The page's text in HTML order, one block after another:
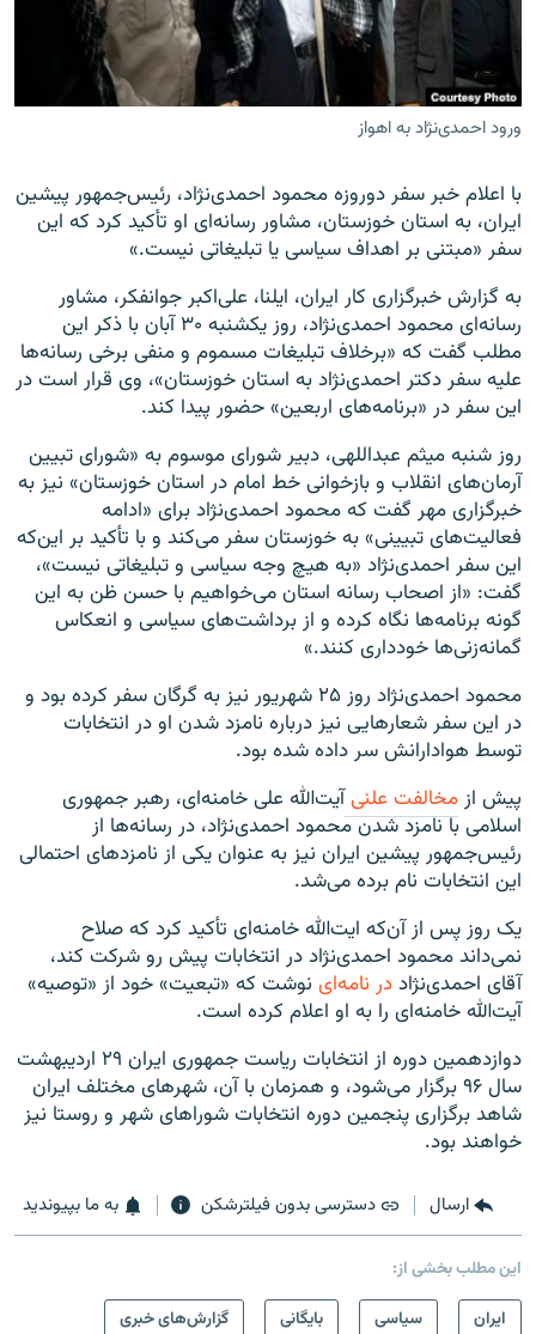
زبان‌های دیگر
ورود احمدی‌نژاد به اهواز
با اعلام خبر سفر دوروزه محمود احمدی‌نژاد، رئیس‌جمهور پیشین
ایران، به استان خوزستان، مشاور رسانه‌ای او تأکید کرد که این
سفر «مبتنی بر اهداف سیاسی یا تبلیغاتی نیست.»
به گزارش خبرگزاری کار ایران، ایلنا، علی‌اکبر جوانفکر، مشاور
رسانه‌ای محمود احمدی‌نژاد، روز یکشنبه ۳۰ آبان با ذکر این
مطلب گفت که «برخلاف تبلیغات مسموم و منفی برخی رسانه‌ها
علیه سفر دکتر احمدی‌نژاد به استان خوزستان»، وی قرار است در
این سفر در «برنامه‌های اربعین» حضور پیدا کند.
روز شنبه میثم عبداللهی، دبیر شورای موسوم به «شورای تبیین
آرمان‌های انقلاب و بازخوانی خط امام در استان خوزستان» نیز به
خبرگزاری مهر گفت که محمود احمدی‌نژاد برای «ادامه
فعالیت‌های تبیینی» به خوزستان سفر می‌کند و با تأکید بر این‌که
این سفر احمدی‌نژاد «به هیچ وجه سیاسی و تبلیغاتی نیست»،
گفت: «از اصحاب رسانه استان می‌خواهیم با حسن ظن به این
گونه برنامه‌ها نگاه کرده و از برداشت‌های سیاسی و انعکاس
گمانه‌زنی‌ها خودداری کنند.»
محمود احمدی‌نژاد روز ۲۵ شهریور نیز به گرگان سفر کرده بود و
در این سفر شعارهایی نیز درباره نامزد شدن او در انتخابات
توسط هوادارانش سر داده شده بود.
پیش از مخالفت علنی‌آیت‌الله علی خامنه‌ای، رهبر جمهوری
اسلامی با نامزد شدن محمود احمدی‌نژاد، در رسانه‌ها از
رئیس‌جمهور پیشین ایران نیز به عنوان یکی از نامزدهای احتمالی
این انتخابات نام برده می‌شد.
یک روز پس از آن‌که ایت‌الله خامنه‌ای تأکید کرد که صلاح
نمی‌داند محمود احمدی‌نژاد در انتخابات پیش رو شرکت کند،
آقای احمدی‌نژاددر نامه‌ای نوشت که «تبعیت» خود از «توصیه»
آیت‌الله خامنه‌ای را به او اعلام کرده است.
دوازدهمین دوره از انتخابات ریاست جمهوری ایران ۲۹ اردیبهشت
سال ۹۶ برگزار می‌شود، و همزمان با آن، شهرهای مختلف ایران
شاهد برگزاری پنجمین دوره انتخابات شوراهای شهر و روستا نیز
خواهند بود.
ارسال دسترسی بدون فیلترشکن به ما بپیوندید
این مطلب بخشی از:
ايران
سیاسی بایگانی گزارش‌های خبری